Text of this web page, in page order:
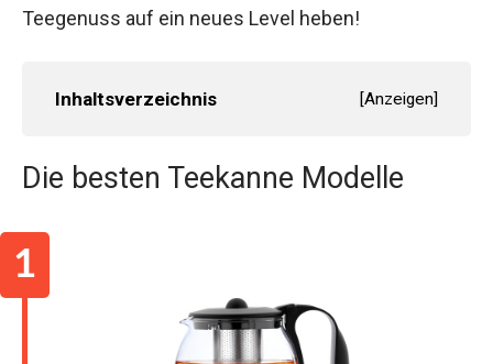
Teegenuss auf ein neues Level heben!
Inhaltsverzeichnis [Anzeigen]
Die besten Teekanne Modelle